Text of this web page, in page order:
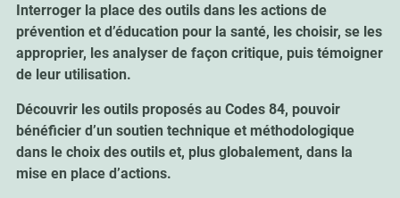
Interroger la place des outils dans les actions de
prévention et d’éducation pour la santé, les choisir, se les
approprier, les analyser de façon critique, puis témoigner
de leur utilisation.
Découvrir les outils proposés au Codes 84, pouvoir
bénéficier d’un soutien technique et méthodologique
dans le choix des outils et, plus globalement, dans la
mise en place d’actions.